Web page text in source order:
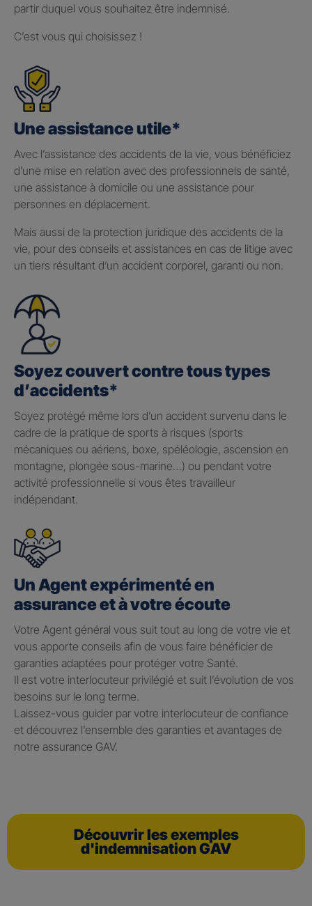
partir duquel vous souhaitez être indemnisé.
C’est vous qui choisissez !
Une assistance utile*
Avec l’assistance des accidents de la vie, vous bénéficiez
d’une mise en relation avec des professionnels de santé,
une assistance à domicile ou une assistance pour
personnes en déplacement.
Mais aussi de la protection juridique des accidents de la
vie, pour des conseils et assistances en cas de litige avec
un tiers résultant d’un accident corporel, garanti ou non.
Soyez couvert contre tous types
d’accidents*
Soyez protégé même lors d’un accident survenu dans le
cadre de la pratique de sports à risques (sports
mécaniques ou aériens, boxe, spéléologie, ascension en
montagne, plongée sous-marine…) ou pendant votre
activité professionnelle si vous êtes travailleur
indépendant.
Un Agent expérimenté en
assurance et à votre écoute
Votre Agent général vous suit tout au long de votre vie et
vous apporte conseils afin de vous faire bénéficier de
garanties adaptées pour protéger votre Santé.
Il est votre interlocuteur privilégié et suit l’évolution de vos
besoins sur le long terme.
Laissez-vous guider par votre interlocuteur de confiance
et découvrez l’ensemble des garanties et avantages de
notre assurance GAV.
Découvrir les exemples
d'indemnisation GAV